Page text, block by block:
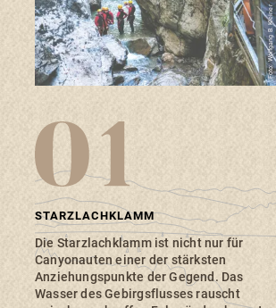
Foto: Wolfgang B. Kleiner
STARZLACHKLAMM
Die Starzlachklamm ist nicht nur für
Canyonauten einer der stärksten
Anziehungspunkte der Gegend. Das
Wasser des Gebirgsflusses rauscht